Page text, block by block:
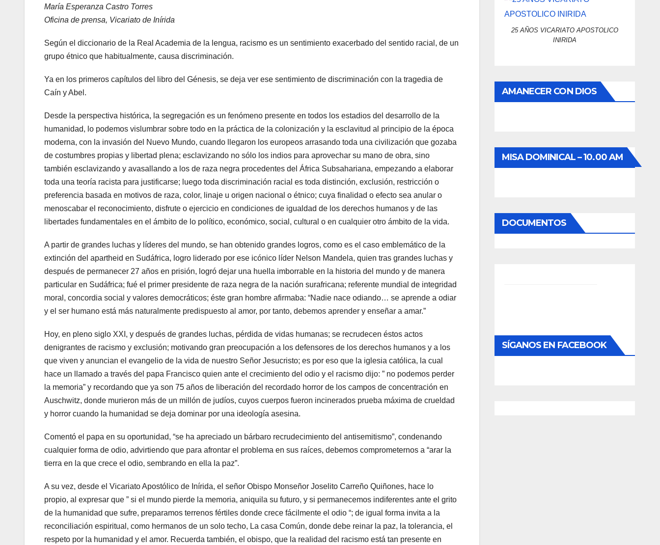
María Esperanza Castro Torres
Oficina de prensa, Vicariato de Inírida
Según el diccionario de la Real Academia de la lengua, racismo es un sentimiento exacerbado del sentido racial, de un
grupo étnico que habitualmente, causa discriminación.
Ya en los primeros capítulos del libro del Génesis, se deja ver ese sentimiento de discriminación con la tragedia de
Caín y Abel.
Desde la perspectiva histórica, la segregación es un fenómeno presente en todos los estadios del desarrollo de la
humanidad, lo podemos vislumbrar sobre todo en la práctica de la colonización y la esclavitud al principio de la época
moderna, con la invasión del Nuevo Mundo, cuando llegaron los europeos arrasando toda una civilización que gozaba
de costumbres propias y libertad plena; esclavizando no sólo los indios para aprovechar su mano de obra, sino
también esclavizando y avasallando a los de raza negra procedentes del África Subsahariana, empezando a elaborar
toda una teoría racista para justificarse; luego toda discriminación racial es toda distinción, exclusión, restricción o
preferencia basada en motivos de raza, color, linaje u origen nacional o étnico; cuya finalidad o efecto sea anular o
menoscabar el reconocimiento, disfrute o ejercicio en condiciones de igualdad de los derechos humanos y de las
libertades fundamentales en el ámbito de lo político, económico, social, cultural o en cualquier otro ámbito de la vida.
A partir de grandes luchas y líderes del mundo, se han obtenido grandes logros, como es el caso emblemático de la
extinción del apartheid en Sudáfrica, logro liderado por ese icónico líder Nelson Mandela, quien tras grandes luchas y
después de permanecer 27 años en prisión, logró dejar una huella imborrable en la historia del mundo y de manera
particular en Sudáfrica; fué el primer presidente de raza negra de la nación surafricana; referente mundial de integridad
moral, concordia social y valores democráticos; éste gran hombre afirmaba: “Nadie nace odiando… se aprende a odiar
y el ser humano está más naturalmente predispuesto al amor, por tanto, debemos aprender y enseñar a amar.”
Hoy, en pleno siglo XXI, y después de grandes luchas, pérdida de vidas humanas; se recrudecen éstos actos
denigrantes de racismo y exclusión; motivando gran preocupación a los defensores de los derechos humanos y a los
que viven y anuncian el evangelio de la vida de nuestro Señor Jesucristo; es por eso que la iglesia católica, la cual
hace un llamado a través del papa Francisco quien ante el crecimiento del odio y el racismo dijo: ” no podemos perder
la memoria” y recordando que ya son 75 años de liberación del recordado horror de los campos de concentración en
Auschwitz, donde murieron más de un millón de judíos, cuyos cuerpos fueron incinerados prueba máxima de crueldad
y horror cuando la humanidad se deja dominar por una ideología asesina.
Comentó el papa en su oportunidad, “se ha apreciado un bárbaro recrudecimiento del antisemitismo”, condenando
cualquier forma de odio, advirtiendo que para afrontar el problema en sus raíces, debemos comprometernos a “arar la
tierra en la que crece el odio, sembrando en ella la paz”.
A su vez, desde el Vicariato Apostólico de Inírida, el señor Obispo Monseñor Joselito Carreño Quiñones, hace lo
propio, al expresar que ” si el mundo pierde la memoria, aniquila su futuro, y si permanecemos indiferentes ante el grito
de la humanidad que sufre, preparamos terrenos fértiles donde crece fácilmente el odio “; de igual forma invita a la
reconciliación espiritual, como hermanos de un solo techo, La casa Común, donde debe reinar la paz, la tolerancia, el
respeto por la humanidad y el amor. Recuerda también, el obispo, que la realidad del racismo está tan presente en
25 AÑOS VICARIATO APOSTOLICO
INIRIDA
AMANECER CON DIOS
MISA DOMINICAL – 10.00 AM
DOCUMENTOS
SÍGANOS EN FACEBOOK